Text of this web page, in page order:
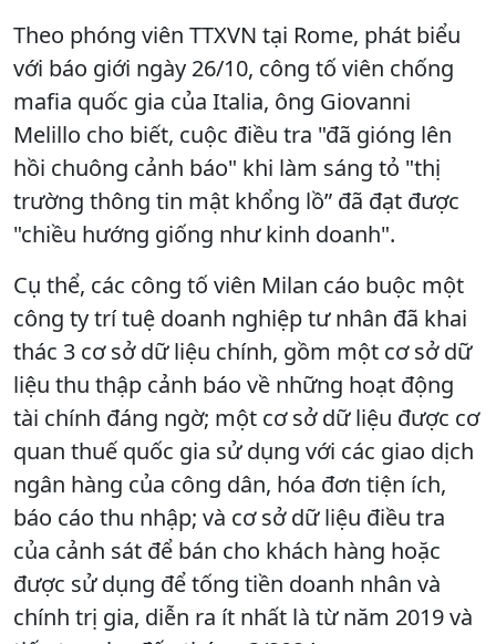
Theo phóng viên TTXVN tại Rome, phát biểu
với báo giới ngày 26/10, công tố viên chống
mafia quốc gia của Italia, ông Giovanni
Melillo cho biết, cuộc điều tra "đã gióng lên
hồi chuông cảnh báo" khi làm sáng tỏ "thị
trường thông tin mật khổng lồ” đã đạt được
"chiều hướng giống như kinh doanh".
Cụ thể, các công tố viên Milan cáo buộc một
công ty trí tuệ doanh nghiệp tư nhân đã khai
thác 3 cơ sở dữ liệu chính, gồm một cơ sở dữ
liệu thu thập cảnh báo về những hoạt động
tài chính đáng ngờ; một cơ sở dữ liệu được cơ
quan thuế quốc gia sử dụng với các giao dịch
ngân hàng của công dân, hóa đơn tiện ích,
báo cáo thu nhập; và cơ sở dữ liệu điều tra
của cảnh sát để bán cho khách hàng hoặc
được sử dụng để tống tiền doanh nhân và
chính trị gia, diễn ra ít nhất là từ năm 2019 và